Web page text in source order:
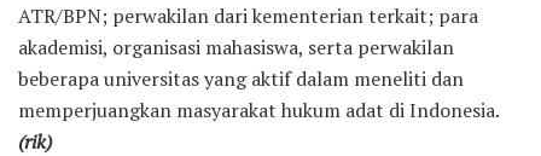
ATR/BPN; perwakilan dari kementerian terkait; para
akademisi, organisasi mahasiswa, serta perwakilan
beberapa universitas yang aktif dalam meneliti dan
memperjuangkan masyarakat hukum adat di Indonesia.
(rik)